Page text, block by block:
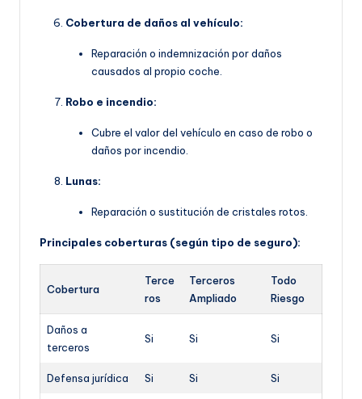
Cobertura de daños al vehículo:
Reparación o indemnización por daños
causados al propio coche.
Robo e incendio:
Cubre el valor del vehículo en caso de robo o
daños por incendio.
Lunas:
Reparación o sustitución de cristales rotos.
Principales coberturas (según tipo de seguro):
Cobertura
Terce
ros
Terceros
Ampliado
Todo
Riesgo
Daños a
terceros
Si Si Si
Defensa jurídica Si Si Si